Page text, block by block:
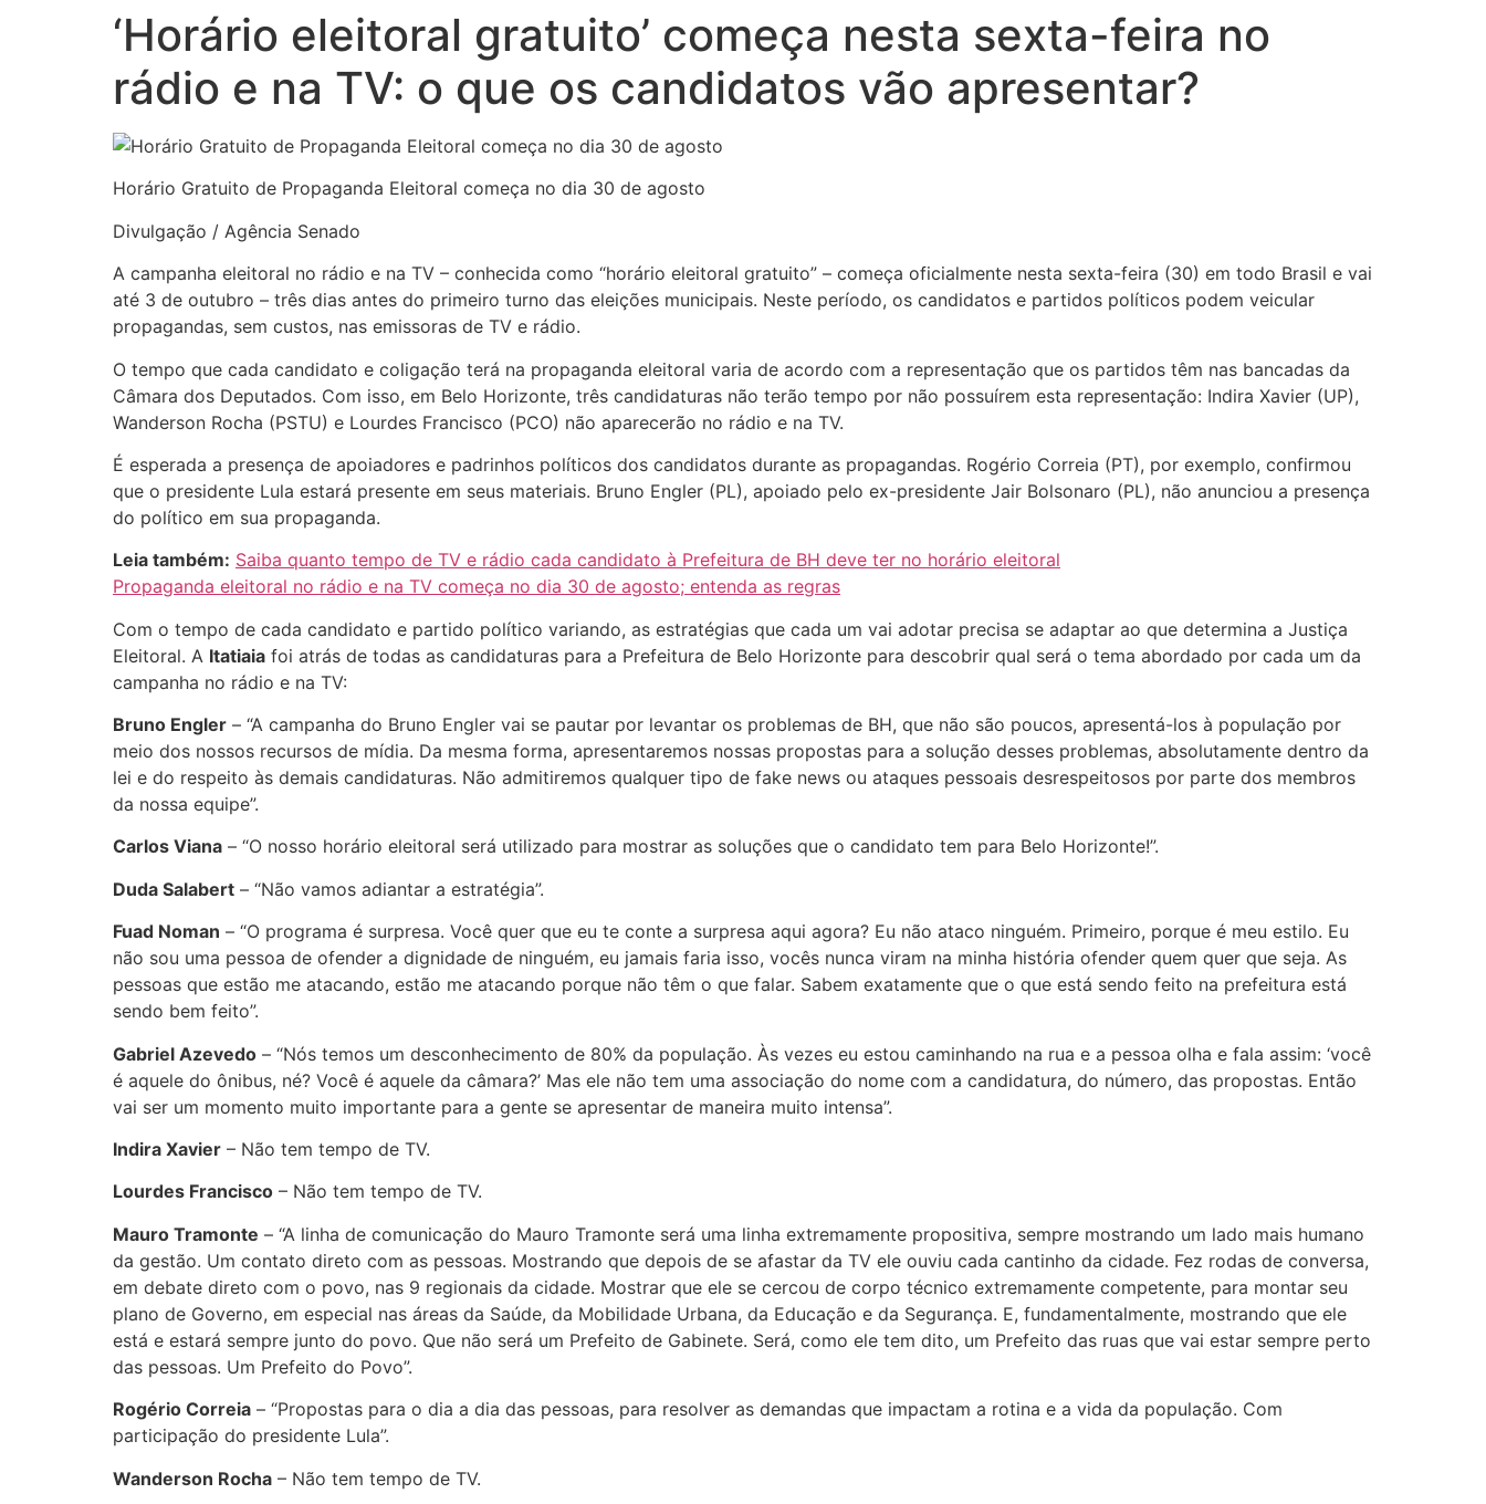
‘Horário eleitoral gratuito’ começa nesta sexta-feira no
rádio e na TV: o que os candidatos vão apresentar?
Horário Gratuito de Propaganda Eleitoral começa no dia 30 de agosto
Divulgação / Agência Senado
A campanha eleitoral no rádio e na TV – conhecida como “horário eleitoral gratuito” – começa oficialmente nesta sexta-feira (30) em todo Brasil e vai
até 3 de outubro – três dias antes do primeiro turno das eleições municipais. Neste período, os candidatos e partidos políticos podem veicular
propagandas, sem custos, nas emissoras de TV e rádio.
O tempo que cada candidato e coligação terá na propaganda eleitoral varia de acordo com a representação que os partidos têm nas bancadas da
Câmara dos Deputados. Com isso, em Belo Horizonte, três candidaturas não terão tempo por não possuírem esta representação: Indira Xavier (UP),
Wanderson Rocha (PSTU) e Lourdes Francisco (PCO) não aparecerão no rádio e na TV.
É esperada a presença de apoiadores e padrinhos políticos dos candidatos durante as propagandas. Rogério Correia (PT), por exemplo, confirmou
que o presidente Lula estará presente em seus materiais. Bruno Engler (PL), apoiado pelo ex-presidente Jair Bolsonaro (PL), não anunciou a presença
do político em sua propaganda.
Leia também: Saiba quanto tempo de TV e rádio cada candidato à Prefeitura de BH deve ter no horário eleitoral
Propaganda eleitoral no rádio e na TV começa no dia 30 de agosto; entenda as regras
Com o tempo de cada candidato e partido político variando, as estratégias que cada um vai adotar precisa se adaptar ao que determina a Justiça
Eleitoral. A Itatiaia foi atrás de todas as candidaturas para a Prefeitura de Belo Horizonte para descobrir qual será o tema abordado por cada um da
campanha no rádio e na TV:
Bruno Engler – “A campanha do Bruno Engler vai se pautar por levantar os problemas de BH, que não são poucos, apresentá-los à população por
meio dos nossos recursos de mídia. Da mesma forma, apresentaremos nossas propostas para a solução desses problemas, absolutamente dentro da
lei e do respeito às demais candidaturas. Não admitiremos qualquer tipo de fake news ou ataques pessoais desrespeitosos por parte dos membros
da nossa equipe”.
Carlos Viana – “O nosso horário eleitoral será utilizado para mostrar as soluções que o candidato tem para Belo Horizonte!”.
Duda Salabert – “Não vamos adiantar a estratégia”.
Fuad Noman – “O programa é surpresa. Você quer que eu te conte a surpresa aqui agora? Eu não ataco ninguém. Primeiro, porque é meu estilo. Eu
não sou uma pessoa de ofender a dignidade de ninguém, eu jamais faria isso, vocês nunca viram na minha história ofender quem quer que seja. As
pessoas que estão me atacando, estão me atacando porque não têm o que falar. Sabem exatamente que o que está sendo feito na prefeitura está
sendo bem feito”.
Gabriel Azevedo – “Nós temos um desconhecimento de 80% da população. Às vezes eu estou caminhando na rua e a pessoa olha e fala assim: ‘você
é aquele do ônibus, né? Você é aquele da câmara?’ Mas ele não tem uma associação do nome com a candidatura, do número, das propostas. Então
vai ser um momento muito importante para a gente se apresentar de maneira muito intensa”.
Indira Xavier – Não tem tempo de TV.
Lourdes Francisco – Não tem tempo de TV.
Mauro Tramonte – “A linha de comunicação do Mauro Tramonte será uma linha extremamente propositiva, sempre mostrando um lado mais humano
da gestão. Um contato direto com as pessoas. Mostrando que depois de se afastar da TV ele ouviu cada cantinho da cidade. Fez rodas de conversa,
em debate direto com o povo, nas 9 regionais da cidade. Mostrar que ele se cercou de corpo técnico extremamente competente, para montar seu
plano de Governo, em especial nas áreas da Saúde, da Mobilidade Urbana, da Educação e da Segurança. E, fundamentalmente, mostrando que ele
está e estará sempre junto do povo. Que não será um Prefeito de Gabinete. Será, como ele tem dito, um Prefeito das ruas que vai estar sempre perto
das pessoas. Um Prefeito do Povo”.
Rogério Correia – “Propostas para o dia a dia das pessoas, para resolver as demandas que impactam a rotina e a vida da população. Com
participação do presidente Lula”.
Wanderson Rocha – Não tem tempo de TV.